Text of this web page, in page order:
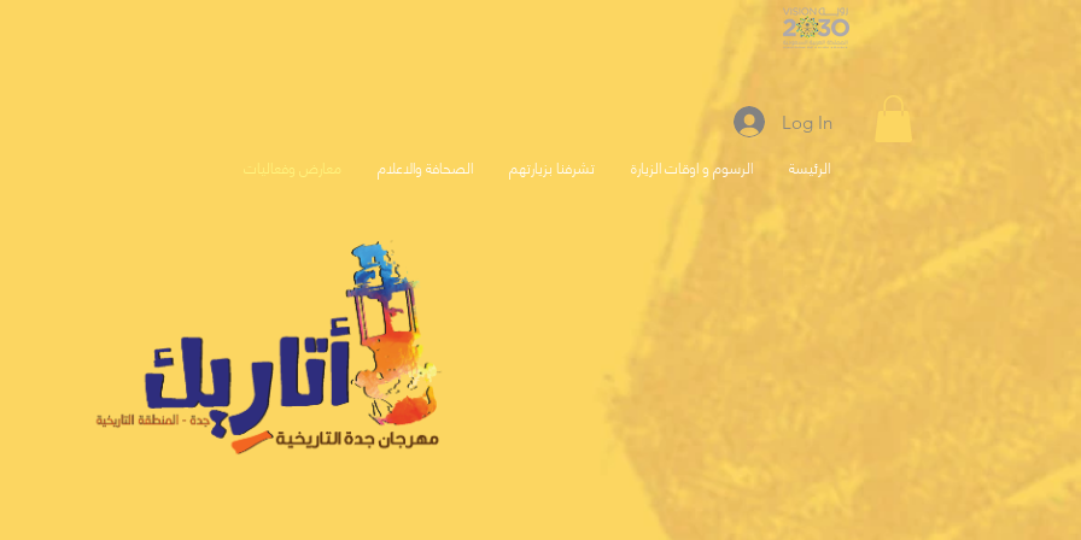
Log In
الرئيسة الرسوم و اوقات الزيارة تشرفنا بزيارتهم الصحافة والاعلام معارض وفعاليات